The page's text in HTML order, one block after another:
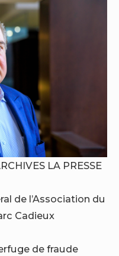
LA PRESSE
de l’Association du
Cadieux
de fraude